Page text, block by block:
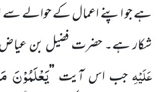
ہے جو اپنے اعمال کے حوالے سے
شکار ہے۔حضرت فضیل بن
عَلَیْہِجب اس آیت ’’یَعْلَمُوْنَ